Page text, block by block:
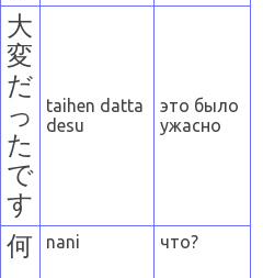
大
変
だ
っ
た
で
す
taihen datta
desu
это было
ужасно
何 nani что?